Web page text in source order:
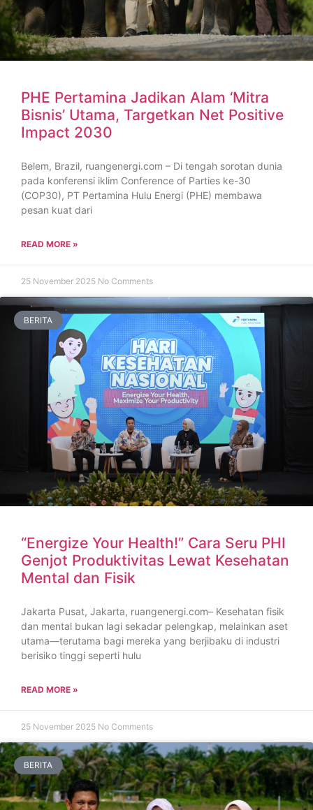
PHE Pertamina Jadikan Alam ‘Mitra
Bisnis’ Utama, Targetkan Net Positive
Impact 2030
Belem, Brazil, ruangenergi.com – Di tengah sorotan dunia
pada konferensi iklim Conference of Parties ke-30
(COP30), PT Pertamina Hulu Energi (PHE) membawa
pesan kuat dari
READ MORE »
25 November 2025 No Comments
BERITA
“Energize Your Health!” Cara Seru PHI
Genjot Produktivitas Lewat Kesehatan
Mental dan Fisik
Jakarta Pusat, Jakarta, ruangenergi.com– Kesehatan fisik
dan mental bukan lagi sekadar pelengkap, melainkan aset
utama—terutama bagi mereka yang berjibaku di industri
berisiko tinggi seperti hulu
READ MORE »
25 November 2025 No Comments
BERITA